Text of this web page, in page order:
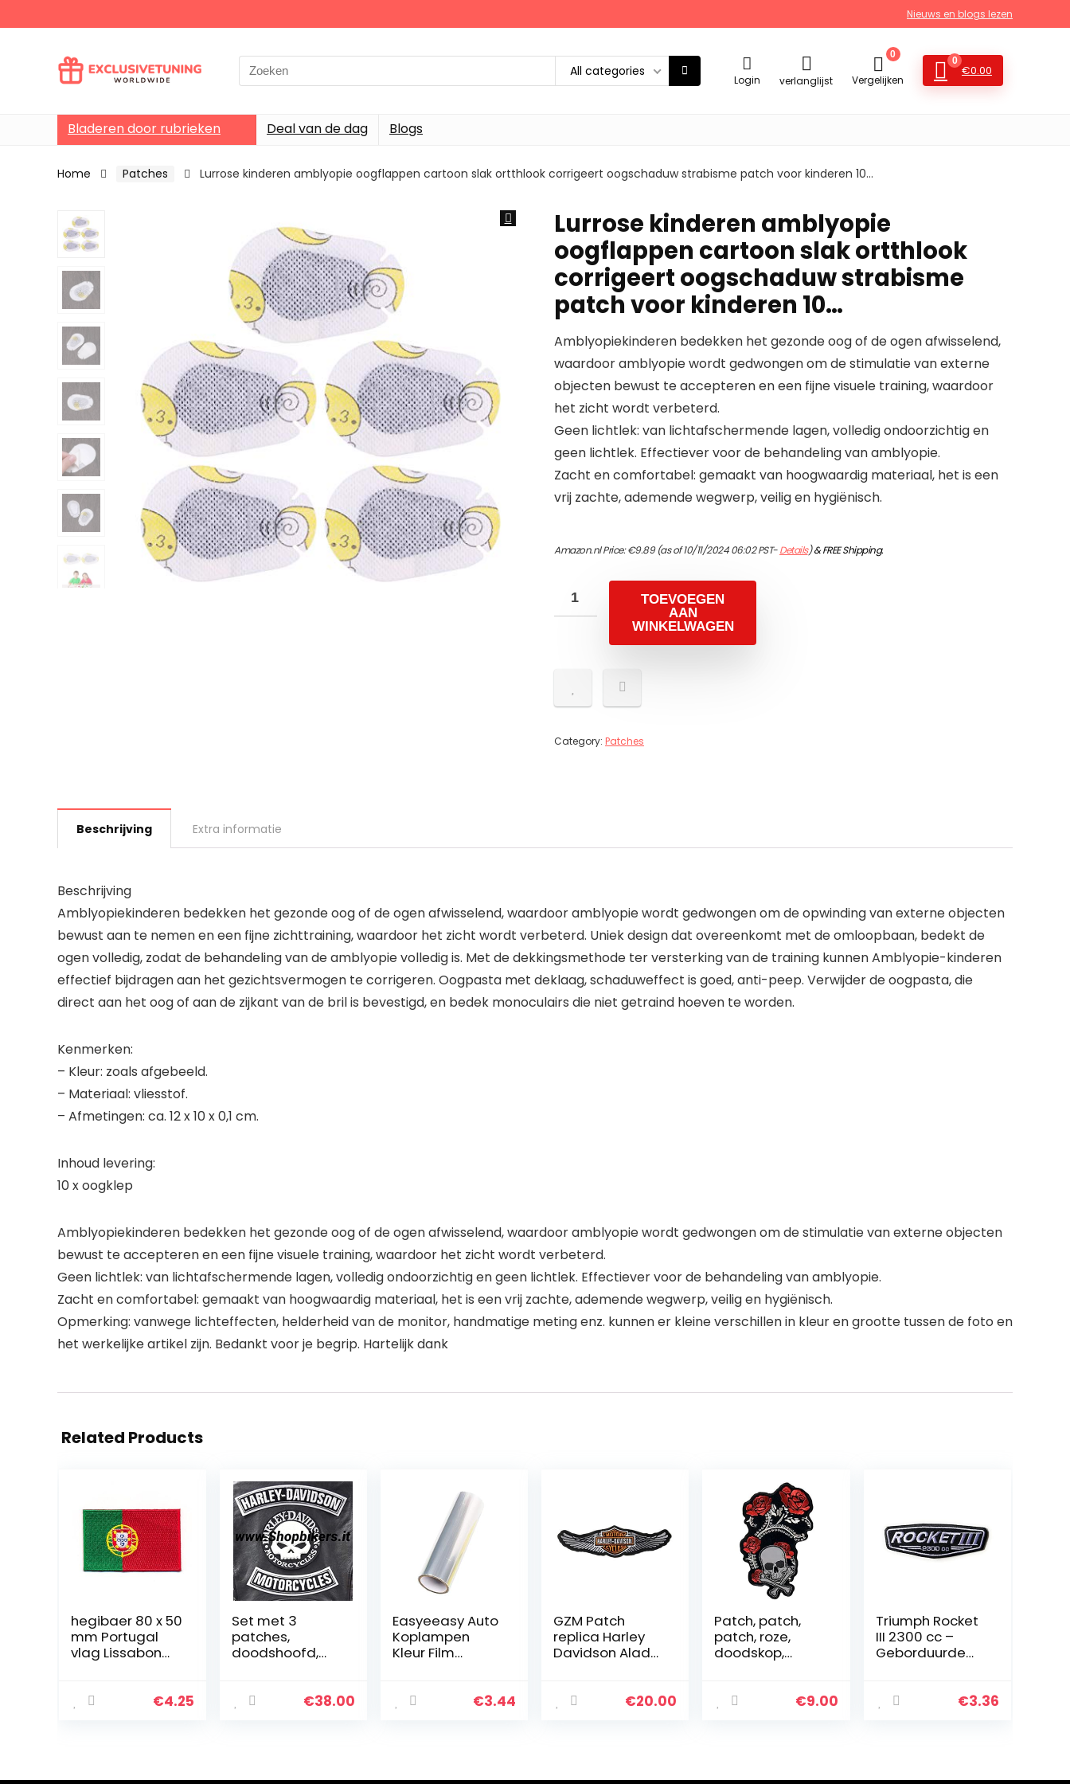
Nieuws en blogs lezen
Search
for:
All categories
Login verlanglijst
0
Vergelijken
0
€0.00
Bladeren door rubrieken Deal van de dag Blogs
Home Patches Lurrose kinderen amblyopie oogflappen cartoon slak ortthlook corrigeert oogschaduw strabisme patch voor kinderen 10…
Lurrose kinderen amblyopie
oogflappen cartoon slak ortthlook
corrigeert oogschaduw strabisme
patch voor kinderen 10…
Amblyopiekinderen bedekken het gezonde oog of de ogen afwisselend,
waardoor amblyopie wordt gedwongen om de stimulatie van externe
objecten bewust te accepteren en een fijne visuele training, waardoor
het zicht wordt verbeterd.
Geen lichtlek: van lichtafschermende lagen, volledig ondoorzichtig en
geen lichtlek. Effectiever voor de behandeling van amblyopie.
Zacht en comfortabel: gemaakt van hoogwaardig materiaal, het is een
vrij zachte, ademende wegwerp, veilig en hygiënisch.
Amazon.nl Price:€9.89(as of 10/11/2024 06:02 PST-Details)&FREE Shipping.
TOEVOEGEN
AAN
WINKELWAGEN
Category: Patches
Beschrijving Extra informatie
Beschrijving
Amblyopiekinderen bedekken het gezonde oog of de ogen afwisselend, waardoor amblyopie wordt gedwongen om de opwinding van externe objecten
bewust aan te nemen en een fijne zichttraining, waardoor het zicht wordt verbeterd. Uniek design dat overeenkomt met de omloopbaan, bedekt de
ogen volledig, zodat de behandeling van de amblyopie volledig is. Met de dekkingsmethode ter versterking van de training kunnen Amblyopie-kinderen
effectief bijdragen aan het gezichtsvermogen te corrigeren. Oogpasta met deklaag, schaduweffect is goed, anti-peep. Verwijder de oogpasta, die
direct aan het oog of aan de zijkant van de bril is bevestigd, en bedek monoculairs die niet getraind hoeven te worden.
Kenmerken:
– Kleur: zoals afgebeeld.
– Materiaal: vliesstof.
– Afmetingen: ca. 12 x 10 x 0,1 cm.
Inhoud levering:
10 x oogklep
Amblyopiekinderen bedekken het gezonde oog of de ogen afwisselend, waardoor amblyopie wordt gedwongen om de stimulatie van externe objecten
bewust te accepteren en een fijne visuele training, waardoor het zicht wordt verbeterd.
Geen lichtlek: van lichtafschermende lagen, volledig ondoorzichtig en geen lichtlek. Effectiever voor de behandeling van amblyopie.
Zacht en comfortabel: gemaakt van hoogwaardig materiaal, het is een vrij zachte, ademende wegwerp, veilig en hygiënisch.
Opmerking: vanwege lichteffecten, helderheid van de monitor, handmatige meting enz. kunnen er kleine verschillen in kleur en grootte tussen de foto en
het werkelijke artikel zijn. Bedankt voor je begrip. Hartelijk dank
Related Products
hegibaer 80 x 50
mm Portugal
vlag Lissabon
€4.25
Set met 3
patches,
doodshoofd,
strijklabel voor
geschenkidee,
€38.00
Easyeeasy Auto
Koplampen
Kleur Film
Transparante
€3.44
GZM Patch
replica Harley
Davidson Alado
sticker voor€20.00
Patch, patch,
patch, roze,
doodskop,
Rider
€9.00
Triumph Rocket
III 2300 cc –
Geborduurde
€3.36